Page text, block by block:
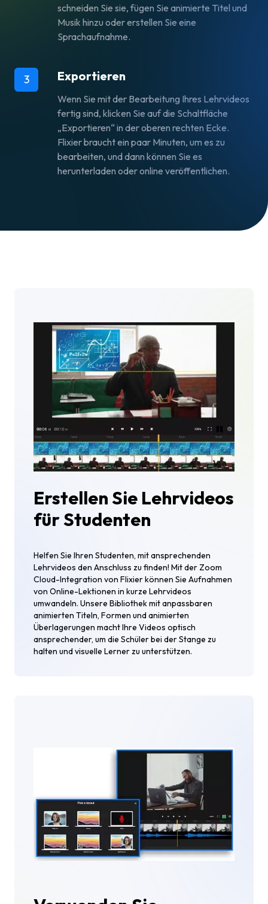
schneiden Sie sie, fügen Sie animierte Titel und
Musik hinzu oder erstellen Sie eine
Sprachaufnahme.
3 Exportieren
Wenn Sie mit der Bearbeitung Ihres Lehrvideos
fertig sind, klicken Sie auf die Schaltfläche
„Exportieren“ in der oberen rechten Ecke.
Flixier braucht ein paar Minuten, um es zu
bearbeiten, und dann können Sie es
herunterladen oder online veröffentlichen.
Erstellen Sie Lehrvideos
für Studenten
Helfen Sie Ihren Studenten, mit ansprechenden
Lehrvideos den Anschluss zu finden! Mit der Zoom
Cloud-Integration von Flixier können Sie Aufnahmen
von Online-Lektionen in kurze Lehrvideos
umwandeln. Unsere Bibliothek mit anpassbaren
animierten Titeln, Formen und animierten
Überlagerungen macht Ihre Videos optisch
ansprechender, um die Schüler bei der Stange zu
halten und visuelle Lerner zu unterstützen.